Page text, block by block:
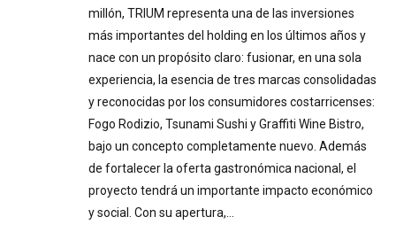
millón, TRIUM representa una de las inversiones
más importantes del holding en los últimos años y
nace con un propósito claro: fusionar, en una sola
experiencia, la esencia de tres marcas consolidadas
y reconocidas por los consumidores costarricenses:
Fogo Rodizio, Tsunami Sushi y Graffiti Wine Bistro,
bajo un concepto completamente nuevo. Además
de fortalecer la oferta gastronómica nacional, el
proyecto tendrá un importante impacto económico
y social. Con su apertura,…